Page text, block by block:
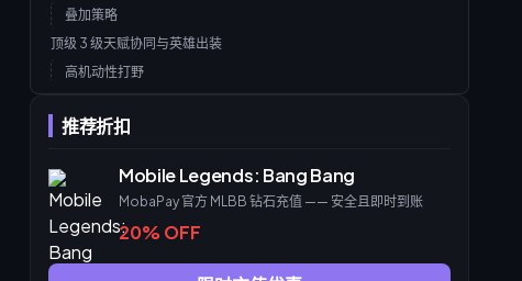
叠加策略
顶级 3 级天赋协同与英雄出装
高机动性打野
持续作战战士
前排与辅助
分步指南：在 buffget 上分配钻石
推荐折扣
Mobile Legends: Bang Bang
MobaPay 官方 MLBB 钻石充值 —— 安全且即时到账
20% OFF